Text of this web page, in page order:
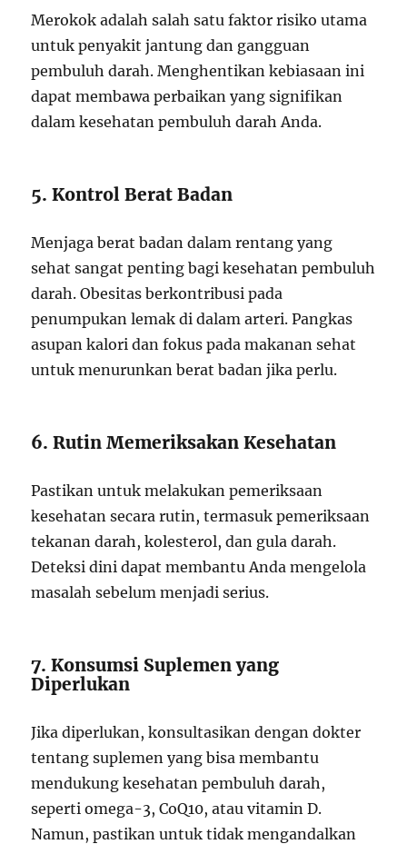
Merokok adalah salah satu faktor risiko utama
untuk penyakit jantung dan gangguan
pembuluh darah. Menghentikan kebiasaan ini
dapat membawa perbaikan yang signifikan
dalam kesehatan pembuluh darah Anda.
5. Kontrol Berat Badan
Menjaga berat badan dalam rentang yang
sehat sangat penting bagi kesehatan pembuluh
darah. Obesitas berkontribusi pada
penumpukan lemak di dalam arteri. Pangkas
asupan kalori dan fokus pada makanan sehat
untuk menurunkan berat badan jika perlu.
6. Rutin Memeriksakan Kesehatan
Pastikan untuk melakukan pemeriksaan
kesehatan secara rutin, termasuk pemeriksaan
tekanan darah, kolesterol, dan gula darah.
Deteksi dini dapat membantu Anda mengelola
masalah sebelum menjadi serius.
7. Konsumsi Suplemen yang
Diperlukan
Jika diperlukan, konsultasikan dengan dokter
tentang suplemen yang bisa membantu
mendukung kesehatan pembuluh darah,
seperti omega-3, CoQ10, atau vitamin D.
Namun, pastikan untuk tidak mengandalkan